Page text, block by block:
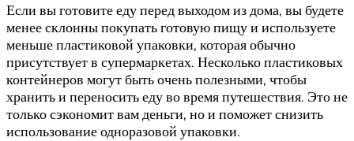
Если вы готовите еду перед выходом из дома, вы будете
менее склонны покупать готовую пищу и используете
меньше пластиковой упаковки, которая обычно
присутствует в супермаркетах. Несколько пластиковых
контейнеров могут быть очень полезными, чтобы
хранить и переносить еду во время путешествия. Это не
только сэкономит вам деньги, но и поможет снизить
использование одноразовой упаковки.